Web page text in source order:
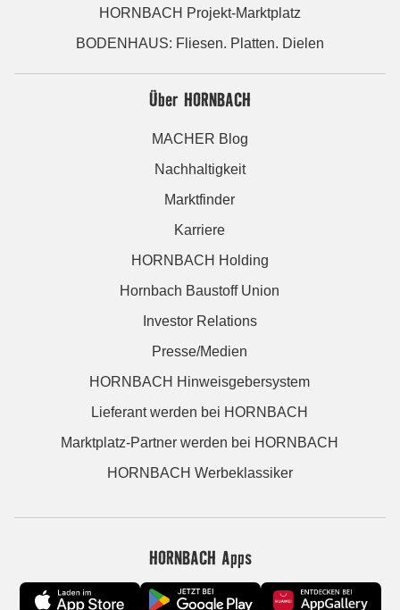
HORNBACH Projekt-Marktplatz
BODENHAUS: Fliesen. Platten. Dielen
Über HORNBACH
MACHER Blog
Nachhaltigkeit
Marktfinder
Karriere
HORNBACH Holding
Hornbach Baustoff Union
Investor Relations
Presse/Medien
HORNBACH Hinweisgebersystem
Lieferant werden bei HORNBACH
Marktplatz-Partner werden bei HORNBACH
HORNBACH Werbeklassiker
HORNBACH Apps